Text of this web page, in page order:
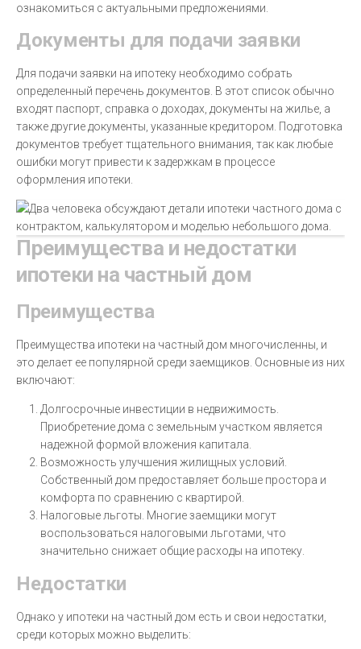
ознакомиться с актуальными предложениями.
Документы для подачи заявки
Для подачи заявки на ипотеку необходимо собрать
определенный перечень документов. В этот список обычно
входят паспорт, справка о доходах, документы на жилье, а
также другие документы, указанные кредитором. Подготовка
документов требует тщательного внимания, так как любые
ошибки могут привести к задержкам в процессе
оформления ипотеки.
Преимущества и недостатки
ипотеки на частный дом
Преимущества
Преимущества ипотеки на частный дом многочисленны, и
это делает ее популярной среди заемщиков. Основные из них
включают:
Долгосрочные инвестиции в недвижимость.
Приобретение дома с земельным участком является
надежной формой вложения капитала.
Возможность улучшения жилищных условий.
Собственный дом предоставляет больше простора и
комфорта по сравнению с квартирой.
Налоговые льготы. Многие заемщики могут
воспользоваться налоговыми льготами, что
значительно снижает общие расходы на ипотеку.
Недостатки
Однако у ипотеки на частный дом есть и свои недостатки,
среди которых можно выделить: